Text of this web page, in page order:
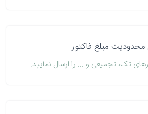
مبلغ فاکتور
تک، تجمیعی و ... را ارسال نمایید.